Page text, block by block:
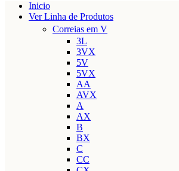
Inicio
Ver Linha de Produtos
Correias em V
3L
3VX
5V
5VX
AA
AVX
A
AX
B
BX
C
CC